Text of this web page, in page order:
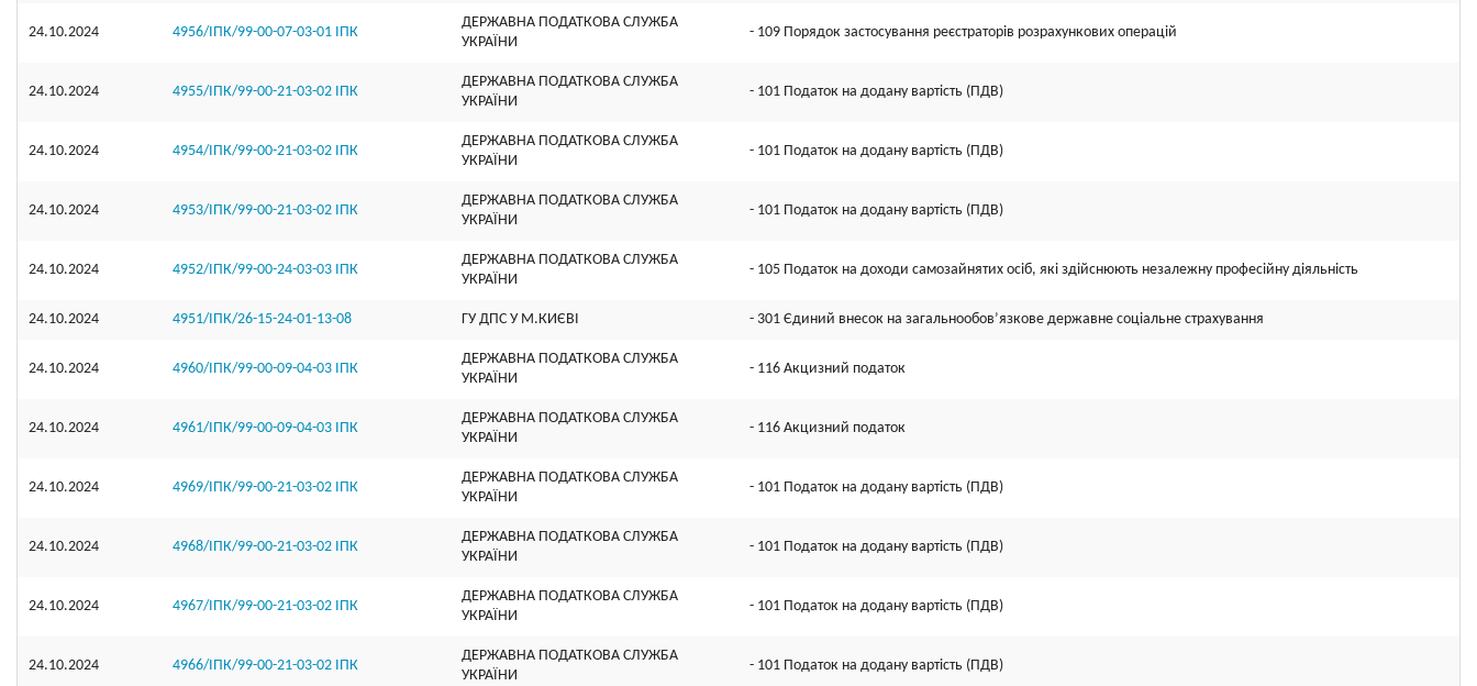
24.10.2024 4956/ІПК/99-00-07-03-01 ІПК
ДЕРЖАВНА ПОДАТКОВА СЛУЖБА
УКРАЇНИ
- 109 Порядок застосування реєстраторів розрахункових операцій
24.10.2024 4955/ІПК/99-00-21-03-02 ІПК
ДЕРЖАВНА ПОДАТКОВА СЛУЖБА
УКРАЇНИ
- 101 Податок на додану вартість (ПДВ)
24.10.2024 4954/ІПК/99-00-21-03-02 ІПК
ДЕРЖАВНА ПОДАТКОВА СЛУЖБА
УКРАЇНИ
- 101 Податок на додану вартість (ПДВ)
24.10.2024 4953/ІПК/99-00-21-03-02 ІПК
ДЕРЖАВНА ПОДАТКОВА СЛУЖБА
УКРАЇНИ
- 101 Податок на додану вартість (ПДВ)
24.10.2024 4952/ІПК/99-00-24-03-03 ІПК
ДЕРЖАВНА ПОДАТКОВА СЛУЖБА
УКРАЇНИ
- 105 Податок на доходи самозайнятих осіб, які здійснюють незалежну професійну діяльність
24.10.2024 4951/ІПК/26-15-24-01-13-08 ГУ ДПС У М.КИЄВІ - 301 Єдиний внесок на загальнообов’язкове державне соціальне страхування
24.10.2024 4960/ІПК/99-00-09-04-03 ІПК
ДЕРЖАВНА ПОДАТКОВА СЛУЖБА
УКРАЇНИ
- 116 Акцизний податок
24.10.2024 4961/ІПК/99-00-09-04-03 ІПК
ДЕРЖАВНА ПОДАТКОВА СЛУЖБА
УКРАЇНИ
- 116 Акцизний податок
24.10.2024 4969/ІПК/99-00-21-03-02 ІПК
ДЕРЖАВНА ПОДАТКОВА СЛУЖБА
УКРАЇНИ
- 101 Податок на додану вартість (ПДВ)
24.10.2024 4968/ІПК/99-00-21-03-02 ІПК
ДЕРЖАВНА ПОДАТКОВА СЛУЖБА
УКРАЇНИ
- 101 Податок на додану вартість (ПДВ)
24.10.2024 4967/ІПК/99-00-21-03-02 ІПК
ДЕРЖАВНА ПОДАТКОВА СЛУЖБА
УКРАЇНИ
- 101 Податок на додану вартість (ПДВ)
24.10.2024 4966/ІПК/99-00-21-03-02 ІПК
ДЕРЖАВНА ПОДАТКОВА СЛУЖБА
УКРАЇНИ
- 101 Податок на додану вартість (ПДВ)